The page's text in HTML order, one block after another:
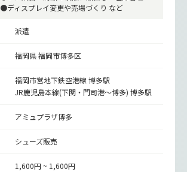
●ディスプレイ変更や売場づくり など
派遣
福岡県 福岡市博多区
福岡市営地下鉄空港線博多駅
JR鹿児島本線(下関・門司港～博多)博多駅
アミュプラザ博多
シューズ販売
1,600円 ~ 1,600円